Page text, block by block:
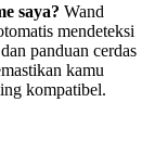
saya? Wand
mendeteksi
panduan cerdas
kamu
kompatibel.